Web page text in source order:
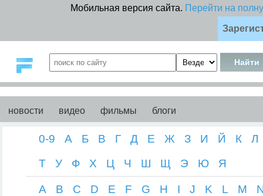
Мобильная версия сайта. Перейти на
новости видео фильмы блоги
0-9 А Б В Г Д Е Ж З И Й К
Л
Т
У Ф Х Ц Ч Ш Щ Э Ю Я
A B C D E F G H I J K L M